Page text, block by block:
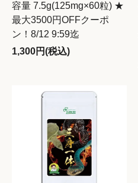
容量 7.5g(125mg×60粒) ★
最大3500円OFFクーポ
ン！8/12 9:59迄
1,300円(税込)